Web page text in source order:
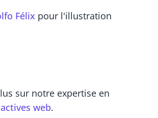
Félix pour l'illustration
sur notre expertise en
web.